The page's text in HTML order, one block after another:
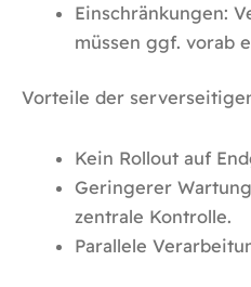
Einschränkungen:
müssen ggf. vorab
Vorteile der
Kein Rollout auf
Geringerer
zentrale Kontrolle.
Parallele